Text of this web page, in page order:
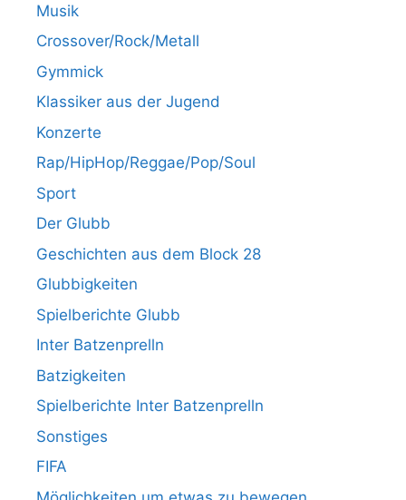
Musik
Crossover/Rock/Metall
Gymmick
Klassiker aus der Jugend
Konzerte
Rap/HipHop/Reggae/Pop/Soul
Sport
Der Glubb
Geschichten aus dem Block 28
Glubbigkeiten
Spielberichte Glubb
Inter Batzenprelln
Batzigkeiten
Spielberichte Inter Batzenprelln
Sonstiges
FIFA